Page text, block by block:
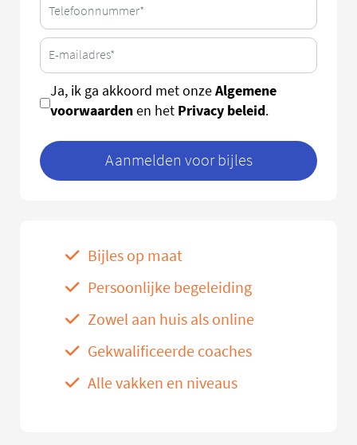
Ja, ik ga akkoord met onzeAlgemene
voorwaardenen het Privacy beleid.
Aanmelden voor bijles
Bijles op maat
Persoonlijke begeleiding
Zowel aan huis als online
Gekwalificeerde coaches
Alle vakken en niveaus